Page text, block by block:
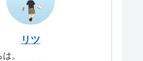
リツ
。